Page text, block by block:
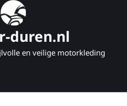
duren.nl
en veilige motorkleding